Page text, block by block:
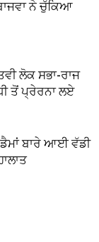
ਨੇ ਚੁੱਕਿਆ
ਲੋਕ ਸਭਾ-ਰਾਜ
ਤੋਂ ਪ੍ਰੇਰਨਾ ਲਏ
ਡੈਮਾਂ ਬਾਰੇ ਆਈ ਵੱਡੀ